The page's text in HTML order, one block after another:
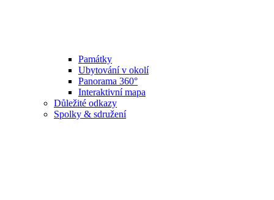
Památky
Ubytování v okolí
Panorama 360°
Interaktivní mapa
Důležité odkazy
Spolky & sdružení